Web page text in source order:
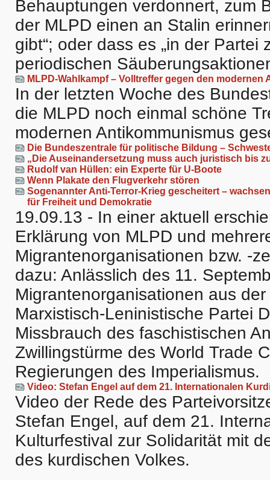
Behauptungen verdonnert, zum
der MLPD einen an Stalin
gibt“; oder dass es „in der Partei
periodischen
MLPD-Wahlkampf – Volltreffer gegen den modernen
In der letzten Woche des
die MLPD noch einmal schöne
modernen Antikommunismus
Die Bundeszentrale für politische Bildung –
„Die Auseinandersetzung muss auch juristisch bis
Rudolf van Hüllen: ein Experte für U-Boote
Wenn Plakate den Flugverkehr stören
Sogenannter Anti-Terror-Krieg gescheitert –
für Freiheit und Demokratie
19.09.13 - In einer aktuell
Erklärung von MLPD und
Migrantenorganisationen bzw. -
dazu: Anlässlich des 11.
Migrantenorganisationen aus
Marxistisch-Leninistische Partei
Missbrauch des faschistischen
Zwillingstürme des World Trade
Regierungen des Imperialismus.
Video: Stefan Engel auf dem 21. Internationalen
Video der Rede des
Stefan Engel, auf dem 21.
Kulturfestival zur Solidarität mit
des kurdischen Volkes.